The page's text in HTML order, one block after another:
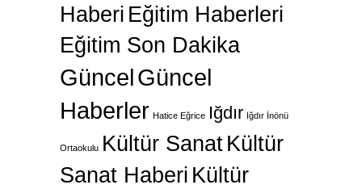
Haberi Eğitim Haberleri
Eğitim Son Dakika
GüncelGüncel
Haberler Hatice Eğrice Iğdır Iğdır İnönü
Ortaokulu Kültür SanatKültür
Sanat Haberi Kültür